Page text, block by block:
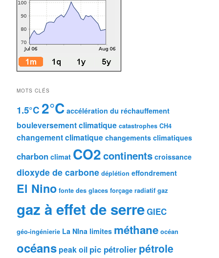
MOTS CLÉS
1.5°C2°C accélération du réchauffement
bouleversement climatique catastrophes CH4
changement climatique changements climatiques
charbon climat CO2continents croissance
dioxyde de carbone déplétion effondrement
El Nino fonte des glaces forçage radiatif gaz
gaz à effet de serreGIEC
géo-ingénierie La NIna limites méthane océan
océans peak oil pic pétrolier pétrole